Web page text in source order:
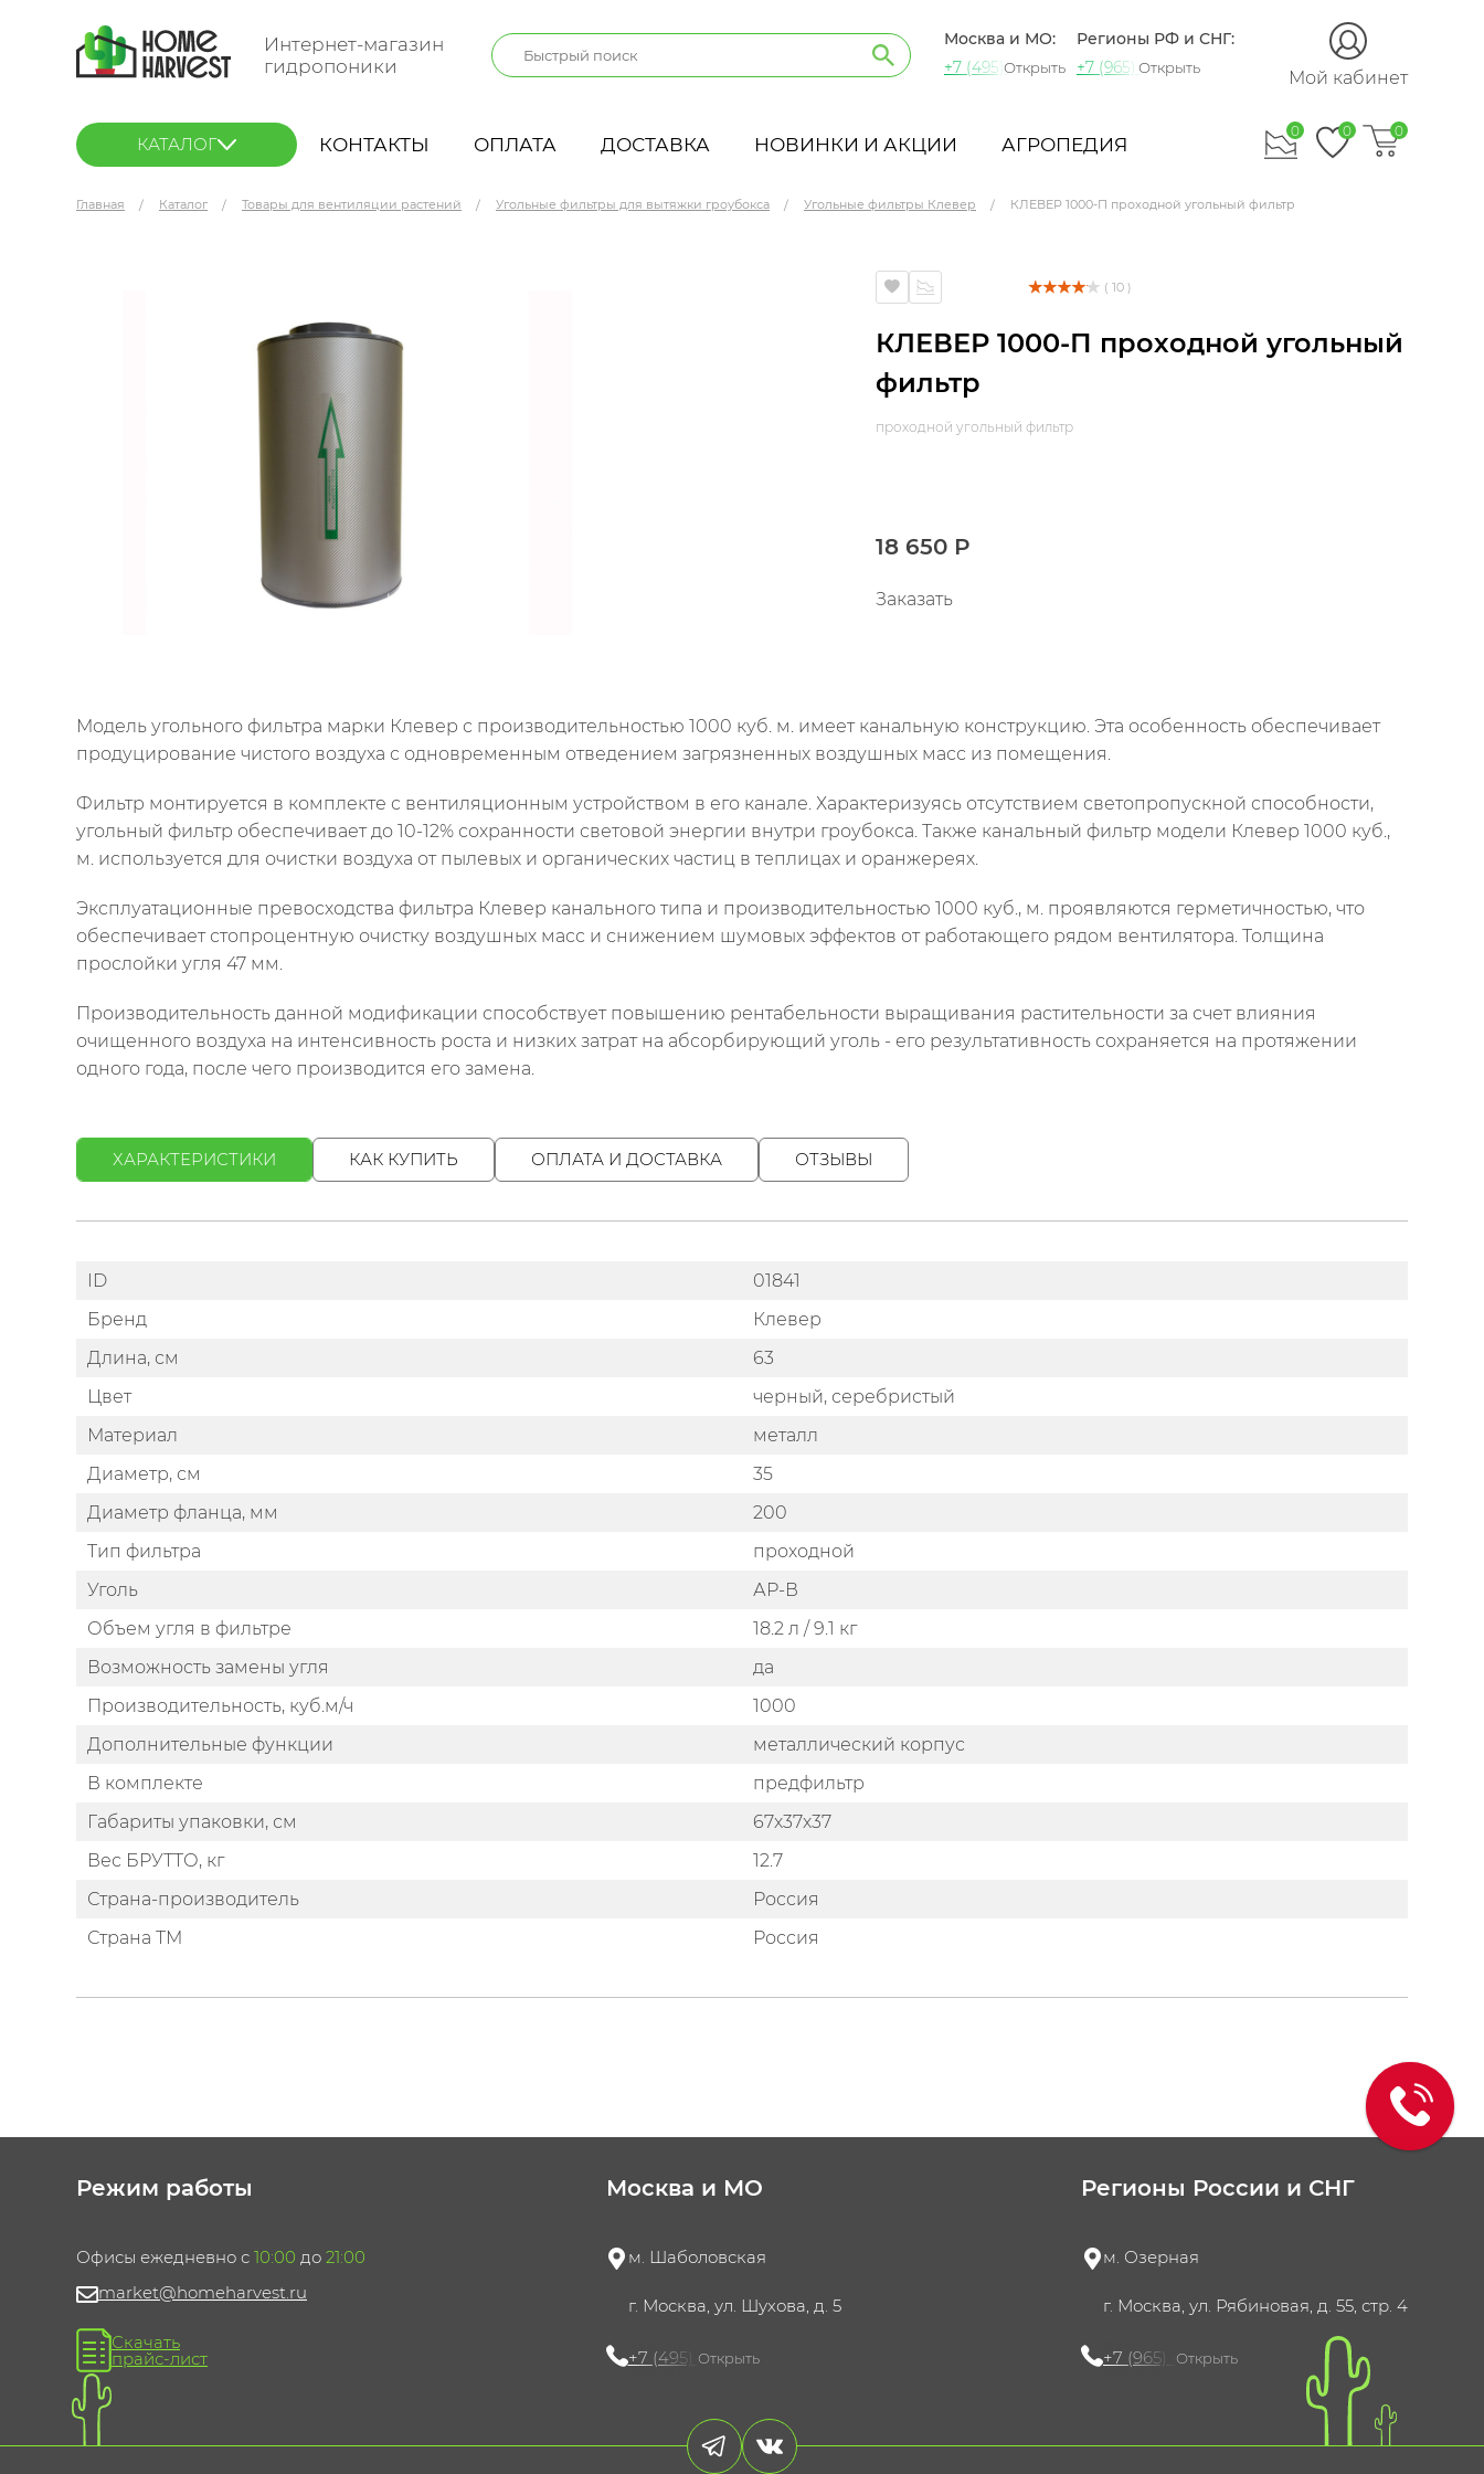
Интернет-магазин
гидропоники
Москва и МО:
+7 (495) 721-60-15
Открыть
Регионы РФ и СНГ:
+7 (965) 420-10-10
Открыть Мой кабинет
КАТАЛОГ КОНТАКТЫ ОПЛАТА ДОСТАВКА НОВИНКИ И АКЦИИ АГРОПЕДИЯ
0 0 0
Главная Каталог Товары для вентиляции растений Угольные фильтры для вытяжки гроубокса Угольные фильтры Клевер КЛЕВЕР 1000-П проходной угольный фильтр
( 10 )
КЛЕВЕР 1000-П проходной угольный
фильтр
проходной угольный фильтр
18 650 Р
Заказать
Модель угольного фильтра марки Клевер с производительностью 1000 куб. м. имеет канальную конструкцию. Эта особенность обеспечивает
продуцирование чистого воздуха с одновременным отведением загрязненных воздушных масс из помещения.
Фильтр монтируется в комплекте с вентиляционным устройством в его канале. Характеризуясь отсутствием светопропускной способности,
угольный фильтр обеспечивает до 10-12% сохранности световой энергии внутри гроубокса. Также канальный фильтр модели Клевер 1000 куб.,
м. используется для очистки воздуха от пылевых и органических частиц в теплицах и оранжереях.
Эксплуатационные превосходства фильтра Клевер канального типа и производительностью 1000 куб., м. проявляются герметичностью, что
обеспечивает стопроцентную очистку воздушных масс и снижением шумовых эффектов от работающего рядом вентилятора. Толщина
прослойки угля 47 мм.
Производительность данной модификации способствует повышению рентабельности выращивания растительности за счет влияния
очищенного воздуха на интенсивность роста и низких затрат на абсорбирующий уголь - его результативность сохраняется на протяжении
одного года, после чего производится его замена.
ХАРАКТЕРИСТИКИ КАК КУПИТЬ ОПЛАТА И ДОСТАВКА ОТЗЫВЫ
ID
01841
Бренд
Клевер
Длина, см
63
Цвет
черный, серебристый
Материал
металл
Диаметр, см
35
Диаметр фланца, мм
200
Тип фильтра
проходной
Уголь
АР-В
Объем угля в фильтре
18.2 л / 9.1 кг
Возможность замены угля
да
Производительность, куб.м/ч
1000
Дополнительные функции
металлический корпус
В комплекте
предфильтр
Габариты упаковки, см
67х37х37
Вес БРУТТО, кг
12.7
Страна-производитель
Россия
Страна ТМ
Россия
Режим работы
Офисы ежедневно с 10:00 до 21:00
market@homeharvest.ru
Скачать
прайс-лист
Москва и МО
м. Шаболовская
г. Москва, ул. Шухова, д. 5
+7 (495) 721-60-15
Открыть
Регионы России и СНГ
м. Озерная
г. Москва, ул. Рябиновая, д. 55, стр. 4
+7 (965) 420-10-10
Открыть